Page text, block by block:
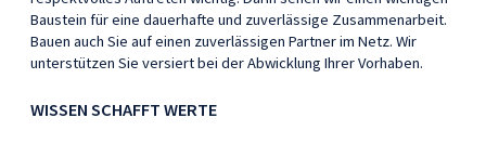
Baustein für eine dauerhafte und zuverlässige Zusammenarbeit.
Bauen auch Sie auf einen zuverlässigen Partner im Netz. Wir
unterstützen Sie versiert bei der Abwicklung Ihrer Vorhaben.
WISSEN SCHAFFT WERTE